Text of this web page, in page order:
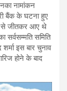
नामांकन
बैंक के घटना हुए
से जीतकर आए थे
समिति
इस बार चुनाव
होने के बाद